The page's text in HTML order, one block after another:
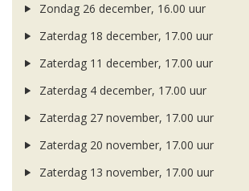
Zondag 26 december, 16.00 uur
Zaterdag 18 december, 17.00 uur
Zaterdag 11 december, 17.00 uur
Zaterdag 4 december, 17.00 uur
Zaterdag 27 november, 17.00 uur
Zaterdag 20 november, 17.00 uur
Zaterdag 13 november, 17.00 uur